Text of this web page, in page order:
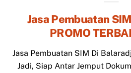
Jasa Pembuatan
PROMO
Jasa Pembuatan SIM Di
Jadi, Siap Antar Jemput